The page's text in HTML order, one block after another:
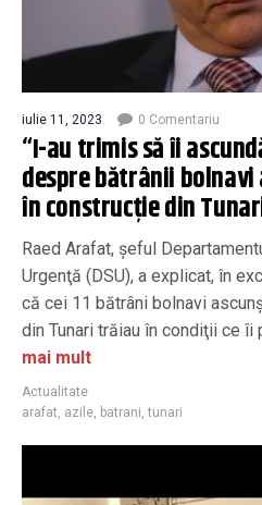
iulie 11, 2023 0 Comentariu
“I-au trimis să îi
despre bătrânii
în construcţie din
Raed Arafat, şeful
Urgenţă (DSU), a explicat, în
că cei 11 bătrâni bolnavi
din Tunari trăiau în condiţii ce îi
mai mult
Actualitate
arafat, azile, batrani,tunari